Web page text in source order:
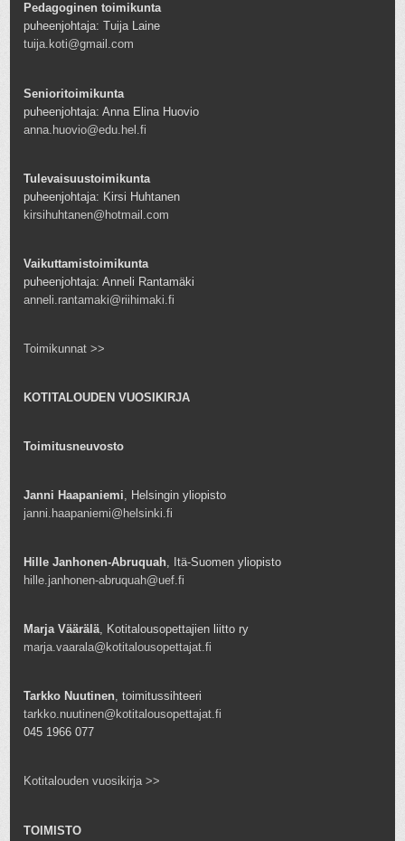
Pedagoginen toimikunta
puheenjohtaja: Tuija Laine
tuija.koti@gmail.com
Senioritoimikunta
puheenjohtaja: Anna Elina Huovio
anna.huovio@edu.hel.fi
Tulevaisuustoimikunta
puheenjohtaja: Kirsi Huhtanen
kirsihuhtanen@hotmail.com
Vaikuttamistoimikunta
puheenjohtaja: Anneli Rantamäki
anneli.rantamaki@riihimaki.fi
Toimikunnat >>
KOTITALOUDEN VUOSIKIRJA
Toimitusneuvosto
Janni Haapaniemi, Helsingin yliopisto
janni.haapaniemi@helsinki.fi
Hille Janhonen-Abruquah, Itä-Suomen yliopisto
hille.janhonen-abruquah@uef.fi
Marja Väärälä, Kotitalousopettajien liitto ry
marja.vaarala@kotitalousopettajat.fi
Tarkko Nuutinen, toimitussihteeri
tarkko.nuutinen@kotitalousopettajat.fi
045 1966 077
Kotitalouden vuosikirja >>
TOIMISTO